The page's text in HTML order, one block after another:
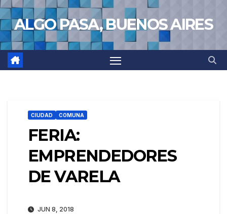
Saltar
al
contenido
ALGO PASA, BUENOS AIRES
CIUDAD COMUNA
FERIA:
EMPRENDEDORES
DE VARELA
JUN 8, 2018